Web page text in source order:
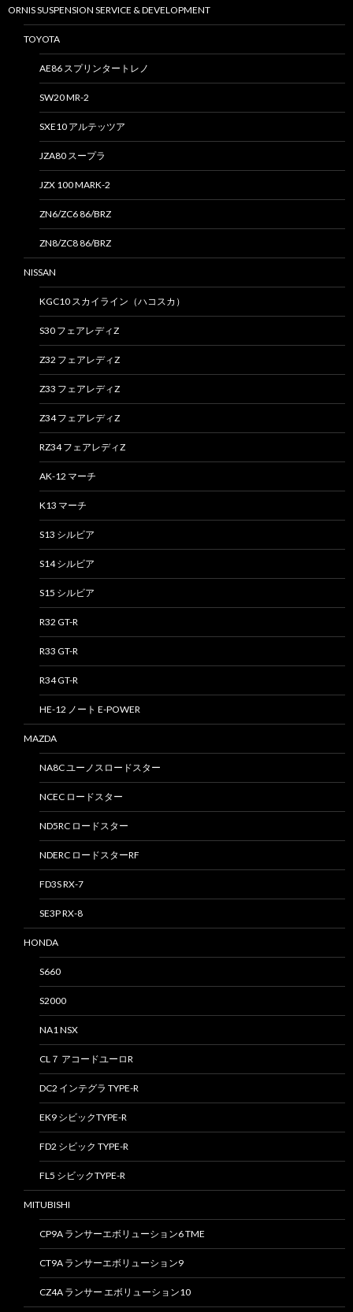
ORNIS SUSPENSION SERVICE & DEVELOPMENT
TOYOTA
AE86 スプリンタートレノ
SW20 MR-2
SXE10 アルテッツア
JZA80 スープラ
JZX 100 MARK-2
ZN6/ZC6 86/BRZ
ZN8/ZC8 86/BRZ
NISSAN
KGC10 スカイライン（ハコスカ）
S30 フェアレディZ
Z32 フェアレディZ
Z33 フェアレディZ
Z34 フェアレディZ
RZ34 フェアレディZ
AK-12 マーチ
K13 マーチ
S13 シルビア
S14 シルビア
S15 シルビア
R32 GT-R
R33 GT-R
R34 GT-R
HE-12 ノート E-POWER
MAZDA
NA8C ユーノスロードスター
NCEC ロードスター
ND5RC ロードスター
NDERC ロードスターRF
FD3S RX-7
SE3P RX-8
HONDA
S660
S2000
NA1 NSX
CL７ アコードユーロR
DC2 インテグラ TYPE-R
EK9 シビックTYPE-R
FD2 シビック TYPE-R
FL5 シビックTYPE-R
MITUBISHI
CP9A ランサーエボリューション6 TME
CT9A ランサーエボリューション9
CZ4A ランサー エボリューション10